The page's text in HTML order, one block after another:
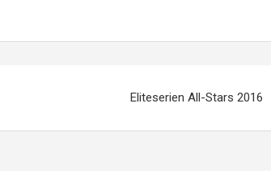
Eliteserien All-Stars 2016